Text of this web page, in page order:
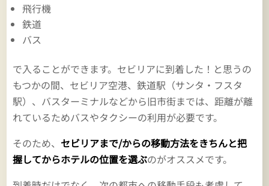
飛行機
鉄道
バス
で入ることができます。セビリアに到着した！と思うの
もつかの間、セビリア空港、鉄道駅（サンタ・フスタ
駅）、バスターミナルなどから旧市街までは、距離が離
れているためバスやタクシーの利用が必要です。
そのため、 セビリアまで/からの移動方法をきちんと把
握してからホテルの位置を選ぶのがオススメです。